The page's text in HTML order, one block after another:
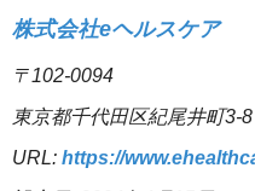
株式会社eヘルスケア
〒102-0094
東京都千代田区紀尾井町3-
URL: https://